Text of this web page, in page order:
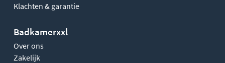
Klachten & garantie
Badkamerxxl
Over ons
Zakelijk